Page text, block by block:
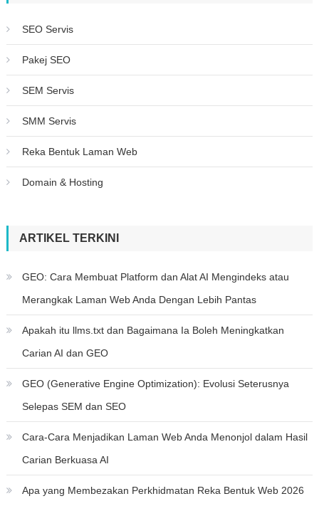
SEO Servis
Pakej SEO
SEM Servis
SMM Servis
Reka Bentuk Laman Web
Domain & Hosting
ARTIKEL TERKINI
GEO: Cara Membuat Platform dan Alat AI Mengindeks atau
Merangkak Laman Web Anda Dengan Lebih Pantas
Apakah itu llms.txt dan Bagaimana Ia Boleh Meningkatkan
Carian AI dan GEO
GEO (Generative Engine Optimization): Evolusi Seterusnya
Selepas SEM dan SEO
Cara-Cara Menjadikan Laman Web Anda Menonjol dalam Hasil
Carian Berkuasa AI
Apa yang Membezakan Perkhidmatan Reka Bentuk Web 2026